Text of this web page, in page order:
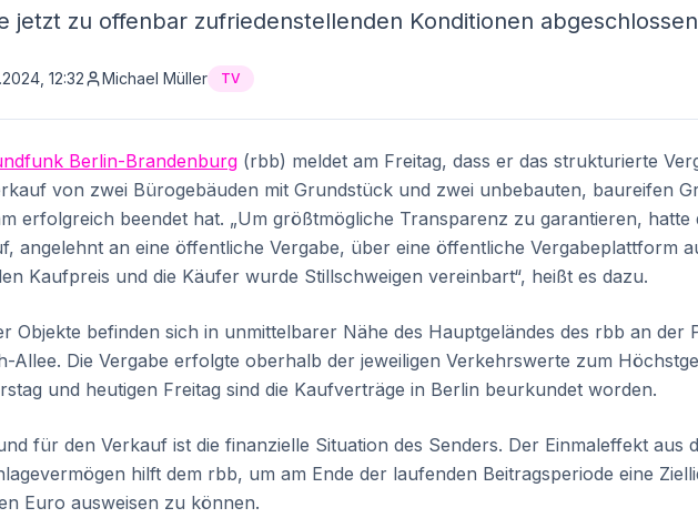
jetzt zu offenbar zufriedenstellenden Konditionen
12:32 Michael Müller TV
Berlin-Brandenburg (rbb) meldet am Freitag, dass er das strukturierte
von zwei Bürogebäuden mit Grundstück und zwei unbebauten, baureifen
erfolgreich beendet hat. „Um größtmögliche Transparenz zu garantieren, hatte
angelehnt an eine öffentliche Vergabe, über eine öffentliche Vergabeplattform
Kaufpreis und die Käufer wurde Stillschweigen vereinbart“, heißt es dazu.
Objekte befinden sich in unmittelbarer Nähe des Hauptgeländes des rbb an der
Allee. Die Vergabe erfolgte oberhalb der jeweiligen Verkehrswerte zum
und heutigen Freitag sind die Kaufverträge in Berlin beurkundet worden.
für den Verkauf ist die finanzielle Situation des Senders. Der Einmaleffekt aus
hilft dem rbb, um am Ende der laufenden Beitragsperiode eine
Euro ausweisen zu können.